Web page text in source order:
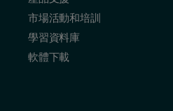
市場活動和培訓
學習資料庫
軟體下載